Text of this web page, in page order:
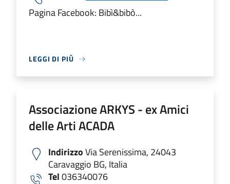
Pagina Facebook: Bibì&bibò...
LEGGI DI PIÙ
Associazione ARKYS - ex Amici
delle Arti ACADA
IndirizzoVia Serenissima, 24043
Caravaggio BG, Italia
Tel036340076